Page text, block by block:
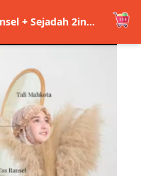
Mukena Anak Katun Tas Ransel + Sejadah 2in1 Resleting Premium Adilla Series